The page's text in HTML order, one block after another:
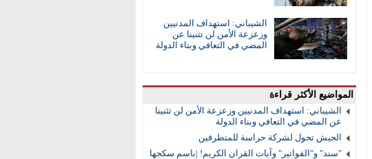
الشيباني: استهداف المدنيين
وزعزعة الأمن لن تثنينا عن
المضي في التعافي وبناء الدولة
المواضيع الأكثر قراءة
الشيباني: استهداف المدنيين وزعزعة الأمن لن تثنينا
عن المضي في التعافي وبناء الدولة
الجيش تحول لشركة حراسة للمتطرفين
"سند" و"الفواتير" وآيات القران الكريم! |باسم سكجها